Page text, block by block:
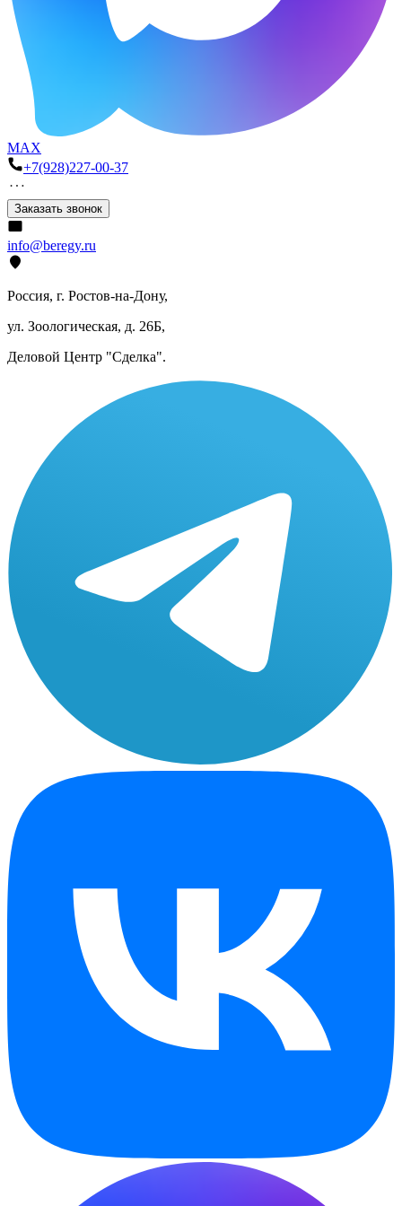
MAX
+7(928)227-00-37
Заказать звонок
info@beregy.ru
Россия, г. Ростов-на-Дону,
ул. Зоологическая, д. 26Б,
Деловой Центр "Сделка".